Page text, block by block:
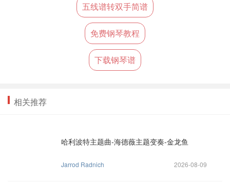
五线谱转双手简谱
免费钢琴教程
下载钢琴谱
相关推荐
哈利波特主题曲-海德薇主题变奏-金龙鱼
Jarrod Radnich 2026-08-09